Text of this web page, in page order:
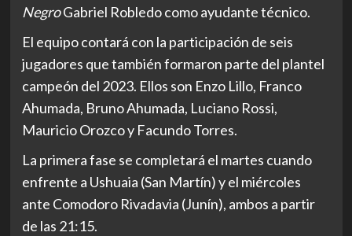
NegroGabriel Robledo como ayudante técnico.
El equipo contará con la participación de seis
jugadores que también formaron parte del plantel
campeón del 2023. Ellos son Enzo Lillo, Franco
Ahumada, Bruno Ahumada, Luciano Rossi,
Mauricio Orozco y Facundo Torres.
La primera fase se completará el martes cuando
enfrente a Ushuaia (San Martín) y el miércoles
ante Comodoro Rivadavia (Junín), ambos a partir
de las 21:15.